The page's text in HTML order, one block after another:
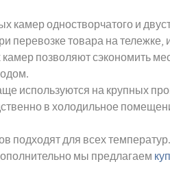
одностворчатого и
перевозке товара на тележке,
позволяют сэкономить
используются на крупных
в холодильное
подходят для всех
мы предлагаем